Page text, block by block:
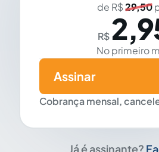
de R$29,50
R$
No primeiro
Cobrança mensal,
Assinar
Já é assinante?